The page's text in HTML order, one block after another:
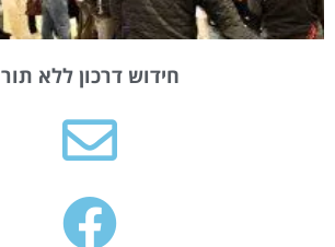
חידוש דרכון ללא תור